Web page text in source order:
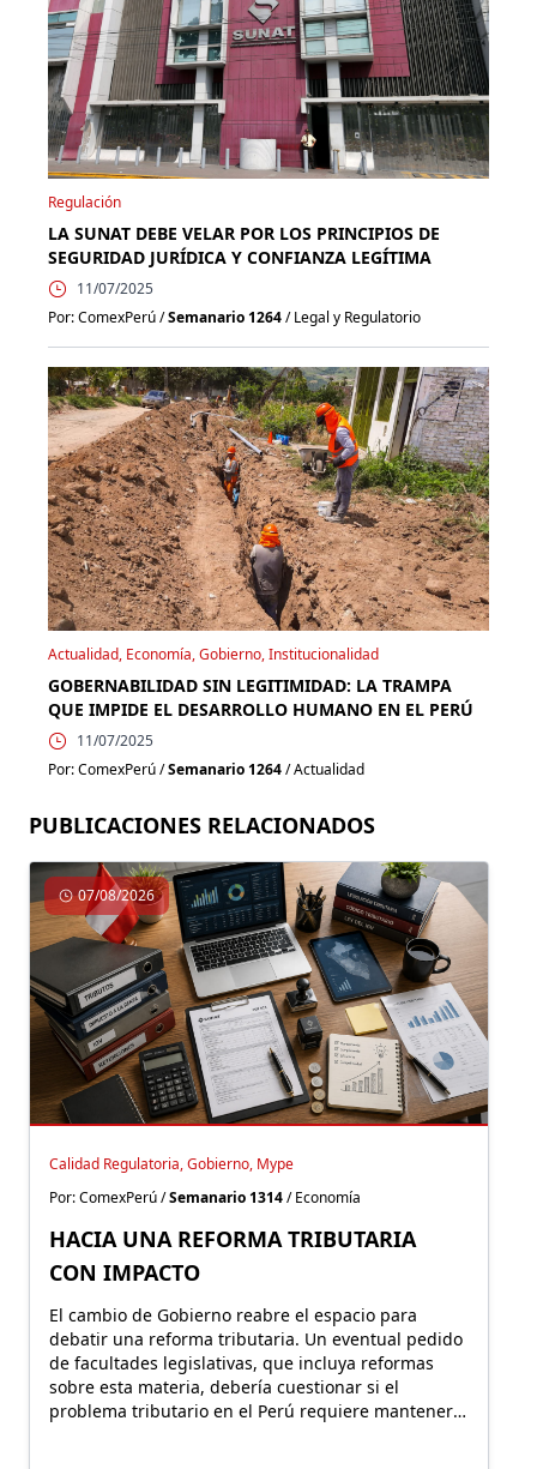
Regulación
LA SUNAT DEBE VELAR POR LOS PRINCIPIOS DE
SEGURIDAD JURÍDICA Y CONFIANZA LEGÍTIMA
11/07/2025
Por: ComexPerú /Semanario 1264/ Legal y Regulatorio
Actualidad, Economía, Gobierno, Institucionalidad
GOBERNABILIDAD SIN LEGITIMIDAD: LA TRAMPA
QUE IMPIDE EL DESARROLLO HUMANO EN EL PERÚ
11/07/2025
Por: ComexPerú /Semanario 1264/ Actualidad
PUBLICACIONES RELACIONADOS
07/08/2026
Calidad Regulatoria, Gobierno, Mype
Por: ComexPerú /Semanario 1314/ Economía
HACIA UNA REFORMA TRIBUTARIA
CON IMPACTO
El cambio de Gobierno reabre el espacio para
debatir una reforma tributaria. Un eventual pedido
de facultades legislativas, que incluya reformas
sobre esta materia, debería cuestionar si el
problema tributario en el Perú requiere mantener o